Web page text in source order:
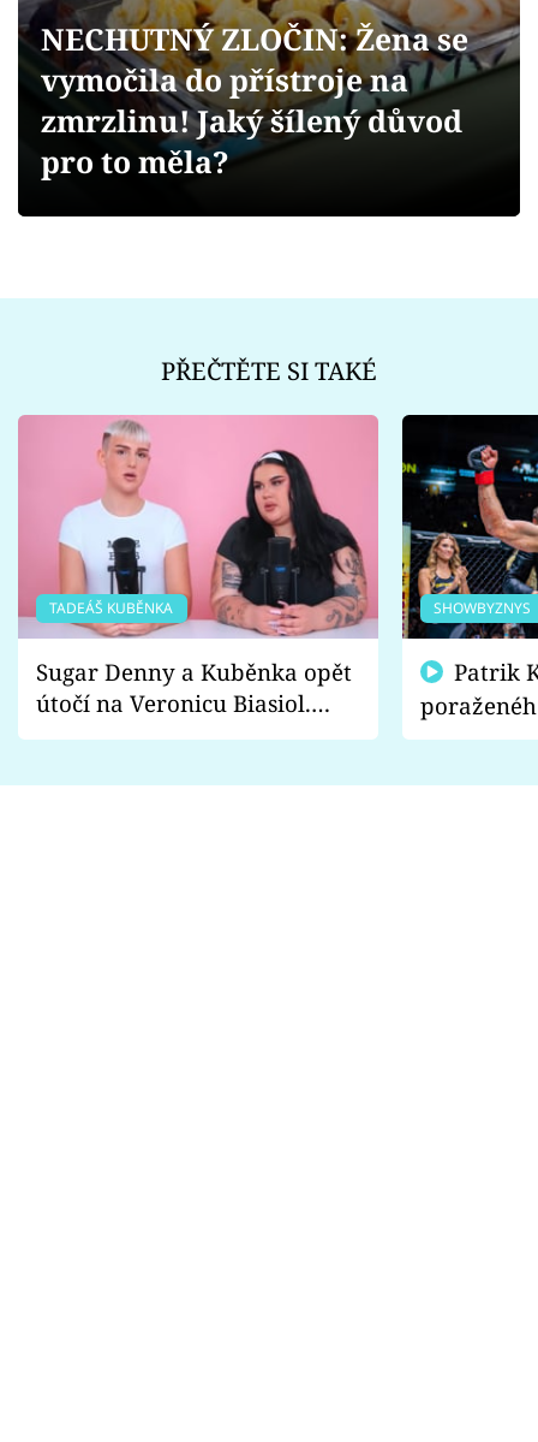
Videa
Sledujte prima+
NECHUTNÝ ZLOČIN: Žena se
vymočila do přístroje na
zmrzlinu! Jaký šílený důvod
pro to měla?
PŘEČTĚTE SI TAKÉ
TADEÁŠ KUBĚNKA
Sugar Denny a Kuběnka opět
útočí na Veronicu Biasiol.
Proč je podle nich falešná a
SHOWBYZNYS
fanoušci